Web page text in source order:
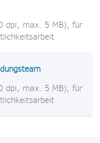
dpi, max. 5 MB), für
dpi, max. 5 MB), für